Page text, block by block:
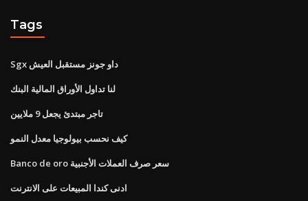
Tags
Sgx داو جونز مستقبل العيش
لنا تداول الأوراق المالية البنك
تاجر مبتدئ يجعل 9 ملايين
كيف نحسب بيولوجيا معدل النمو
Banco de oro سعر صرف العملات الأجنبية
ادنى كندا المبيعات على الانترنت